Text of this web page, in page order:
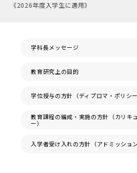
《2026年度入学生に適用》
学科長メッセージ
教育研究上の目的
学位授与の方針（ディプロマ・ポリシー
教育課程の編成・実施の方針（カリキ
ー）
入学者受け入れの方針（アドミッショ